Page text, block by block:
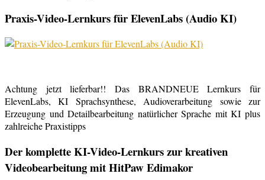
Praxis-Video-Lernkurs für ElevenLabs (Audio KI)
Achtung jetzt lieferbar!! Das BRANDNEUE Lernkurs für
ElevenLabs, KI Sprachsynthese, Audioverarbeitung sowie zur
Erzeugung und Detailbearbeitung natürlicher Sprache mit KI plus
zahlreiche Praxistipps
Der komplette KI-Video-Lernkurs zur kreativen
Videobearbeitung mit HitPaw Edimakor